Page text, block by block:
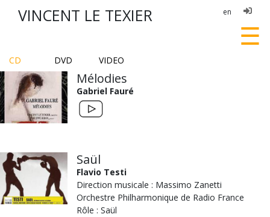
VINCENT LE TEXIER en
☰
CD DVD VIDEO
Mélodies
Gabriel Fauré
Saül
Flavio Testi
Direction musicale : Massimo Zanetti
Orchestre Philharmonique de Radio France
Rôle : Saül